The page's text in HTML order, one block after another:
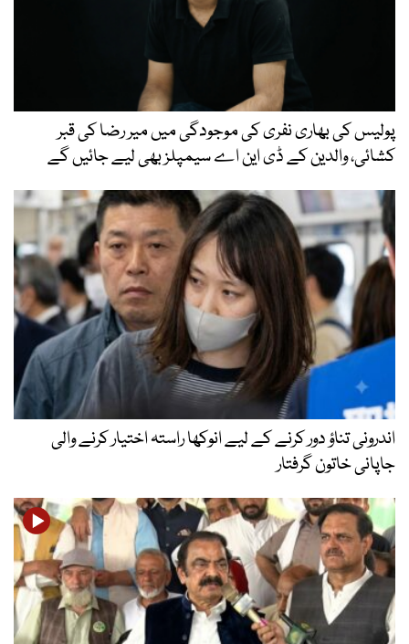
پولیس کی بھاری نفری کی موجودگی میں میر رضا کی قبر
کشائی، والدین کے ڈی این اے سیمپلز بھی لیے جائیں گے
اندرونی تناؤ دور کرنے کے لیے انوکھا راستہ اختیار کرنے والی
جاپانی خاتون گرفتار